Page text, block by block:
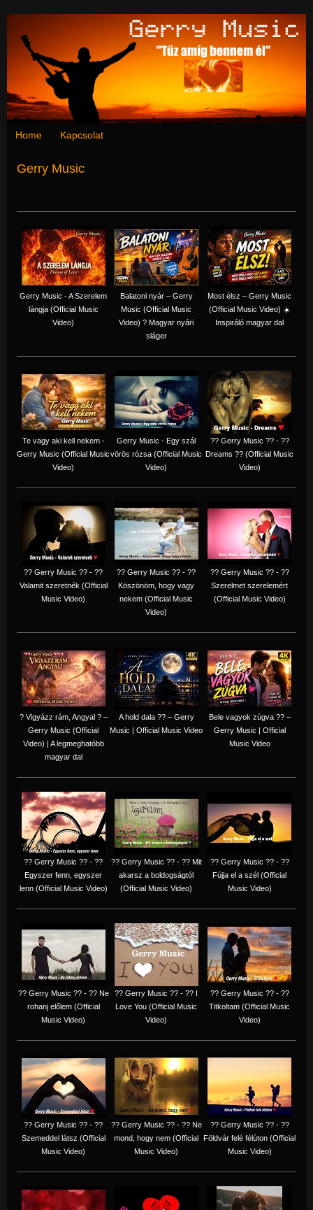
Home Kapcsolat
Gerry Music
Gerry Music - A Szerelem
lángja (Official Music
Video)
Balatoni nyár – Gerry
Music (Official Music
Video) ? Magyar nyári
sláger
Most élsz – Gerry Music
(Official Music Video) ☀️
Inspiráló magyar dal
Te vagy aki kell nekem -
Gerry Music (Official Music
Video)
Gerry Music - Egy szál
vörös rózsa (Official Music
Video)
?? Gerry Music ?? - ??
Dreams ?? (Official Music
Video)
?? Gerry Music ?? - ??
Valamit szeretnék (Official
Music Video)
?? Gerry Music ?? - ??
Köszönöm, hogy vagy
nekem (Official Music
Video)
?? Gerry Music ?? - ??
Szerelmet szerelemért
(Official Music Video)
? Vigyázz rám, Angyal ? –
Gerry Music (Official
Video) | A legmeghatóbb
magyar dal
A hold dala ?? – Gerry
Music | Official Music Video
Bele vagyok zúgva ?? –
Gerry Music | Official
Music Video
?? Gerry Music ?? - ??
Egyszer fenn, egyszer
lenn (Official Music Video)
?? Gerry Music ?? - ?? Mit
akarsz a boldogságtól
(Official Music Video)
?? Gerry Music ?? - ??
Fújja el a szél (Official
Music Video)
?? Gerry Music ?? - ?? Ne
rohanj előlem (Official
Music Video)
?? Gerry Music ?? - ?? I
Love You (Official Music
Video)
?? Gerry Music ?? - ??
Titkoltam (Official Music
Video)
?? Gerry Music ?? - ??
Szemeddel látsz (Official
Music Video)
?? Gerry Music ?? - ?? Ne
mond, hogy nem (Official
Music Video)
?? Gerry Music ?? - ??
Földvár felé félúton (Official
Music Video)